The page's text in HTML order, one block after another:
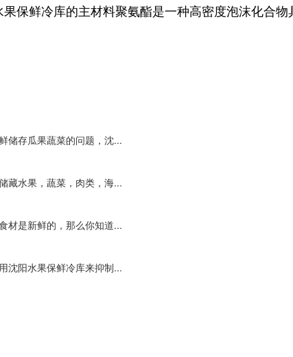
保鲜冷库的主材料聚氨酯是一种高密度泡沫化合
储存瓜果蔬菜的问题，沈...
藏水果，蔬菜，肉类，海...
材是新鲜的，那么你知道...
沈阳水果保鲜冷库来抑制...